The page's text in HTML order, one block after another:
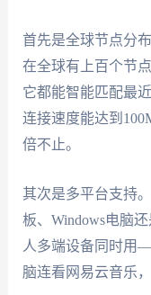
首先是全球节点分
在全球有上百个节
它都能智能匹配最
连接速度能达到
倍不止。
其次是多平台支持
板、Windows电脑
人多端设备同时用
脑连看网易云音乐